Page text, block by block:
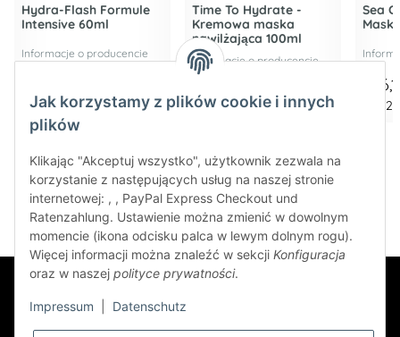
Hydra-Flash Formule
Intensive 60ml
Informacje o producencie
3.540,25 € za 1 l
Time To Hydrate -
Kremowa maska
nawilżająca 100ml
Informacje o producencie
452,20 € za 1 l
Sea
Mask
Jak korzystamy z plików cookie i innych
plików
Klikając "Akceptuj wszystko", użytkownik zezwala na
korzystanie z następujących usług na naszej stronie
internetowej: , , PayPal Express Checkout und
Ratenzahlung. Ustawienie można zmienić w dowolnym
momencie (ikona odcisku palca w lewym dolnym rogu).
Więcej informacji można znaleźć w sekcji Konfiguracja
oraz w naszej polityce prywatności.
Impressum Datenschutz